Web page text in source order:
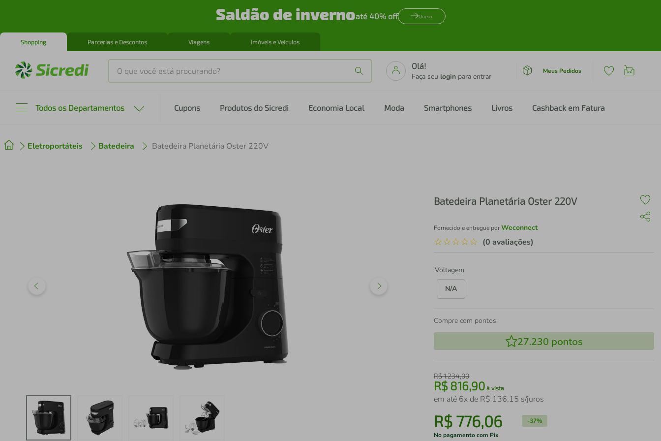
Saldão de invernoaté 40% off Quero
Shopping Parcerias e Descontos Viagens Imóveis e Veículos
O que você está procurando?
Olá!
Faça seu login para entrar
Meus Pedidos
Todos os Departamentos Cupons Produtos do Sicredi Economia Local Moda Smartphones Livros Cashback em Fatura
Eletroportáteis Batedeira Batedeira Planetária Oster 220V
Batedeira Planetária Oster 220V
Fornecido e entregue porWeconnect
☆☆☆☆☆ (0 avaliações)
Voltagem
N/A
Compre com pontos:
27.230 pontos
R$1.234,00
R$816,90 à vista
em até 6x de R$ 136,15 s/juros
R$ 776,06 -37%
No pagamento com Pix
2º cafeteira